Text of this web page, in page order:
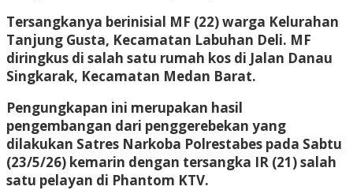
Tersangkanya berinisial MF (22) warga Kelurahan
Tanjung Gusta, Kecamatan Labuhan Deli. MF
diringkus di salah satu rumah kos di Jalan Danau
Singkarak, Kecamatan Medan Barat.
Pengungkapan ini merupakan hasil
pengembangan dari penggerebekan yang
dilakukan Satres Narkoba Polrestabes pada Sabtu
(23/5/26) kemarin dengan tersangka IR (21) salah
satu pelayan di Phantom KTV.